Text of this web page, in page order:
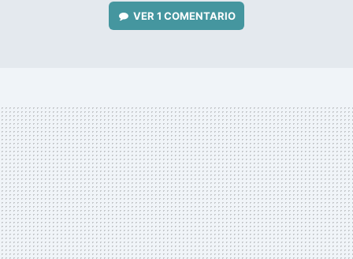
VER 1 COMENTARIO